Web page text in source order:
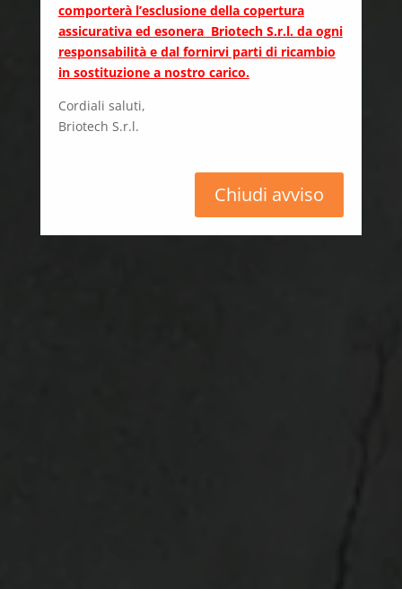
comporterà l’esclusione della copertura
assicurativa ed esonera Briotech S.r.l. da ogni
responsabilità e dal fornirvi parti di ricambio
in sostituzione a nostro carico.
Cordiali saluti,
Briotech S.r.l.
Chiudi avviso